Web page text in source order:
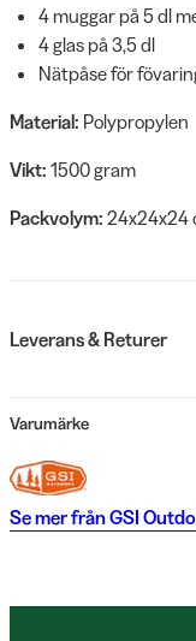
4 muggar på 5 dl
4 glas på 3,5 dl
Nätpåse för
Material: Polypropylen
Vikt: 1500 gram
Packvolym: 24x24x24
Leverans & Returer
Varumärke
Se mer frånGSI